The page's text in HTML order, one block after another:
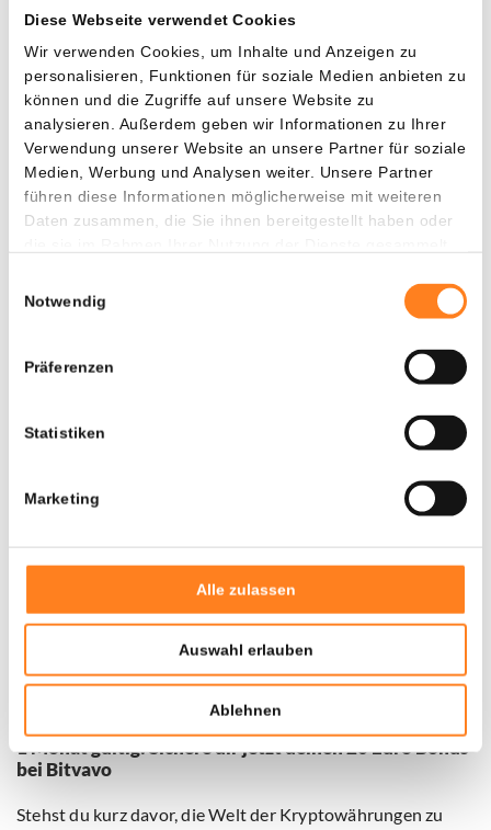
Diese Webseite verwendet Cookies
Wir verwenden Cookies, um Inhalte und Anzeigen zu
personalisieren, Funktionen für soziale Medien anbieten zu
können und die Zugriffe auf unsere Website zu
analysieren. Außerdem geben wir Informationen zu Ihrer
Verwendung unserer Website an unsere Partner für soziale
Medien, Werbung und Analysen weiter. Unsere Partner
führen diese Informationen möglicherweise mit weiteren
Daten zusammen, die Sie ihnen bereitgestellt haben oder
Notwendig
Präferenzen
Statistiken
Marketing
Alle zulassen
Auswahl erlauben
Ablehnen
fundierten Ansatz mit Peer-Review-Forschung, um ihre
Mit einer Bewertung von 0,74 $ zum Zeitpunkt des
Schreibens liegt ADA immer noch unter seinem Höhepunkt,
den es während des Bullenmarktes von 2018 erreichte
(1,18 $) und seinem Allzeithoch (ATH) in 2021 (3,09 $). Dies
deutet darauf hin, dass für die digitale Münze noch viel
Aufwärtspotenzial besteht, um erhebliche Gewinne zu
erzielen.
Shiba Inu (SHIB)
Kryptowährungen wie Dogecoin (DOGE) erstellt wurde. Im
August 2020 von einer anonymen Person oder Gruppe
bekannt als „Ryoshi“ gestartet, hat Shiba Inu schnell an
Popularität innerhalb der Krypto-Gemeinschaft gewonnen.
2023 erwies sich für die Meme-Münze als ein ruhiges Jahr,
in dem das Projekt nicht nachhaltig über das
Widerstandsniveau von 0,00001 $ hinausgehen konnte.
Das laufende Jahr scheint mit einem lokalen Höhepunkt
von 0,00044 $ deutlich erfolgreicher zu sein.
1 Monat gültig: Sichere dir jetzt deinen 20 Euro Bonus
bei Bitvavo
Stehst du kurz davor, die Welt der Kryptowährungen zu